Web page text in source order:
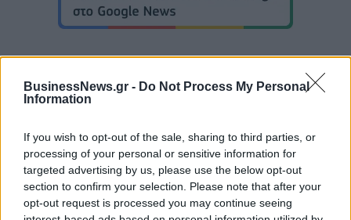
BusinessNews.gr - Do Not Process My Personal
Information
If you wish to opt-out of the sale, sharing to third parties, or
processing of your personal or sensitive information for
targeted advertising by us, please use the below opt-out
section to confirm your selection. Please note that after your
opt-out request is processed you may continue seeing
Live στις 16:00, ο αγώνας της
Εθνικής Νεανίδων απέναντι
στην Ισλανδία
Στα 15 δισ. ευρώ ο στόχος για
νέα δάνεια το 2026 - Η